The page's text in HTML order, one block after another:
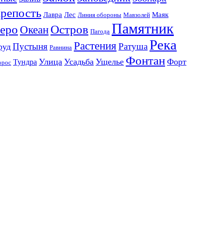
Лавра Лес Линия обороны Мавзолей Маяк
ОкеанОстров Пагода Памятник
Пустыня Равнина Растения РатушаРека
Тундра Улица Усадьба Ущелье Фонтан Форт